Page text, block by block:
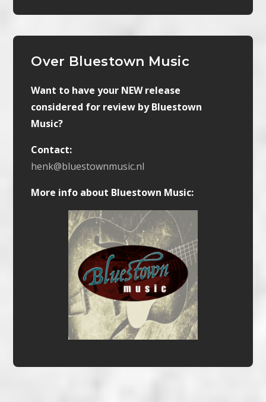
Over Bluestown Music
Want to have your NEW release
considered for review by Bluestown
Music?
Contact:
henk@bluestownmusic.nl
More info about Bluestown Music: